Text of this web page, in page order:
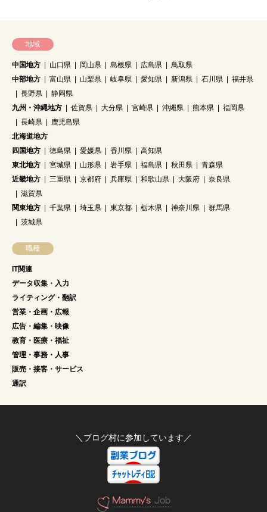
地域
中国地方 山口県 岡山県 島根県 広島県
鳥取県
中部地方
富山県 山梨県 岐阜県 愛知県 新潟県 石川県
福井県
長野県
静岡県
九州・沖縄地方
佐賀県 大分県 宮崎県 沖縄県 熊本県
福岡県
長崎県
鹿児島県
北海道地方
四国地方
徳島県 愛媛県 香川県
高知県
東北地方
宮城県 山形県 岩手県 福島県 秋田県
青森県
近畿地方
三重県 京都府 兵庫県 和歌山県 大阪府
奈良県
滋賀県
関東地方
千葉県 埼玉県 東京都 栃木県 神奈川県
群馬県
茨城県
職種
IT関連
データ収集・入力
ライティング・翻訳
営業・企画・広報
広告・編集・映像
教育・医療・福祉
管理・事務・人事
販売・接客・サービス
通訳
＼ブログ村に参加しています／